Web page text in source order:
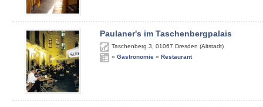
Paulaner's im Taschenbergpalais
Taschenberg 3 01067 Dresden (Altstadt)
» Gastronomie » Restaurant